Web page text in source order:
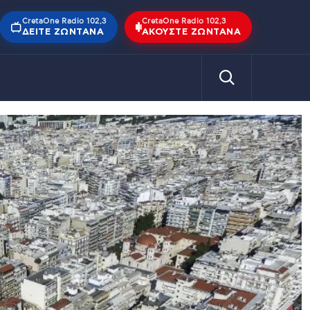
CretaOne Radio 102,3
ΔΕΊΤΕ ΖΩΝΤΑΝΆ
CretaOne Radio 102,3
ΑΚΟΎΣΤΕ ΖΩΝΤΑΝΆ